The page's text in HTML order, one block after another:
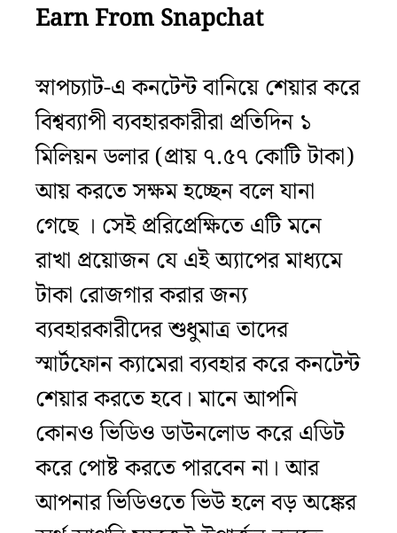
Earn From Snapchat
স্নাপচ্যাট-এ কনটেন্ট বানিয়ে শেয়ার করে
বিশ্বব্যাপী ব্যবহারকারীরা প্রতিদিন ১
মিলিয়ন ডলার (প্রায় ৭.৫৭ কোটি টাকা)
আয় করতে সক্ষম হচ্ছেন বলে যানা
গেছে । সেই প্ররিপ্রেক্ষিতে এটি মনে
রাখা প্রয়োজন যে এই অ্যাপের মাধ্যমে
টাকা রোজগার করার জন্য
ব্যবহারকারীদের শুধুমাত্র তাদের
স্মার্টফোন ক্যামেরা ব্যবহার করে কনটেন্ট
শেয়ার করতে হবে। মানে আপনি
কোনও ভিডিও ডাউনলোড করে এডিট
করে পোষ্ট করতে পারবেন না। আর
আপনার ভিডিওতে ভিউ হলে বড় অঙ্কের